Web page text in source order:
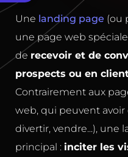
Une landing page (ou
une page web
de recevoir et de
prospects ou en
Contrairement aux
web, qui peuvent
divertir, vendre...), une
principal : inciter les